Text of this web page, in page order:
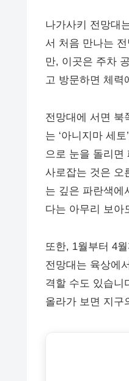
나가사키 전망대
서 처음 만나는
만, 이곳은 주차
고 방문하면 체력
전망대에 서면 북
는 ‘아니지마 세
으로 눈을 돌리면
사로잡는 것은 오
는 깊은 파란색에
다는 아무리 보아
또한, 1월부터 4
전망대는 육상에
격할 수도 있습니
올라가 보면 지구